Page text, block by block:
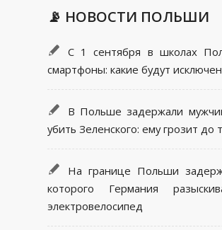
📡 НОВОСТИ ПОЛЬШИ
С 1 сентября в школах
смартфоны: какие будут
В Польше задержали
убить Зеленского: ему грозит до
На границе Польши
которого Германия
электровелосипед